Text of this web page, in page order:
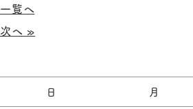
一覧へ
次へ »
日 月